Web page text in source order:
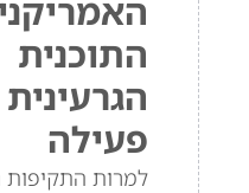
התוכנית
הגרעינית
פעילה
למרות התקיפות